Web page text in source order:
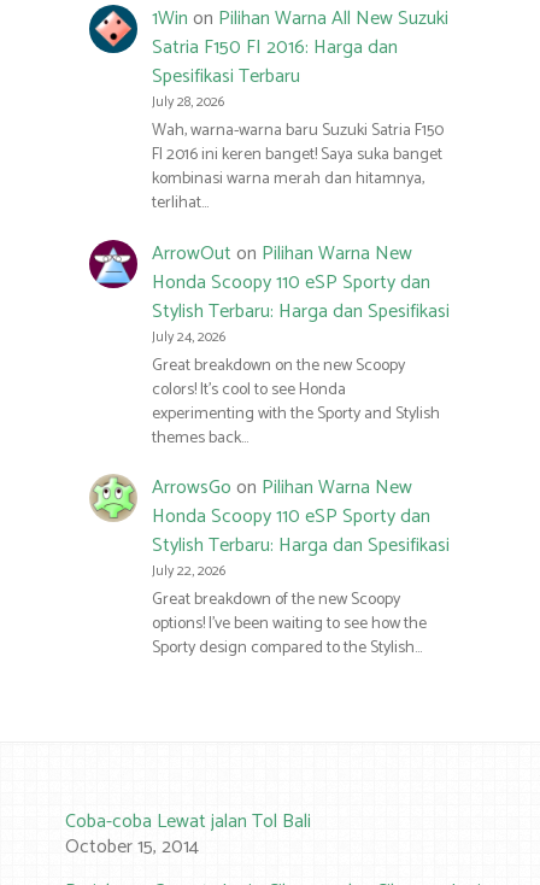
1Winon Pilihan Warna All New Suzuki
Satria F150 FI 2016: Harga dan
Spesifikasi Terbaru
July 28, 2026
Wah, warna-warna baru Suzuki Satria F150
FI 2016 ini keren banget! Saya suka banget
kombinasi warna merah dan hitamnya,
terlihat…
ArrowOuton Pilihan Warna New
Honda Scoopy 110 eSP Sporty dan
Stylish Terbaru: Harga dan Spesifikasi
July 24, 2026
Great breakdown on the new Scoopy
colors! It’s cool to see Honda
experimenting with the Sporty and Stylish
themes back…
ArrowsGoon Pilihan Warna New
Honda Scoopy 110 eSP Sporty dan
Stylish Terbaru: Harga dan Spesifikasi
July 22, 2026
Great breakdown of the new Scoopy
options! I’ve been waiting to see how the
Sporty design compared to the Stylish…
Coba-coba Lewat jalan Tol Bali
October 15, 2014